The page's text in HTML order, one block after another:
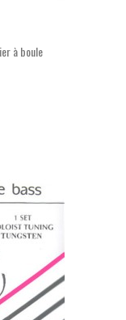
à boule